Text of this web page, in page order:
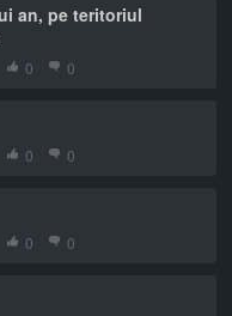
an, pe teritoriul
0 0
0 0
0 0